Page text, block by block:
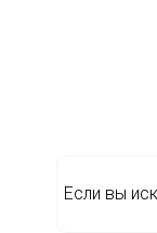
Если вы